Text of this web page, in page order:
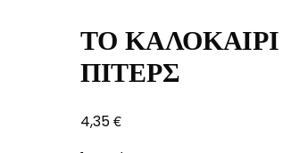
ΤΟ
ΠΙΤΕΡΣ
4,35€